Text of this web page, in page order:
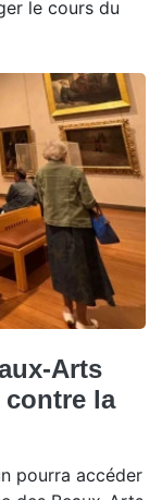
le cours du
Arts
la
pourra accéder